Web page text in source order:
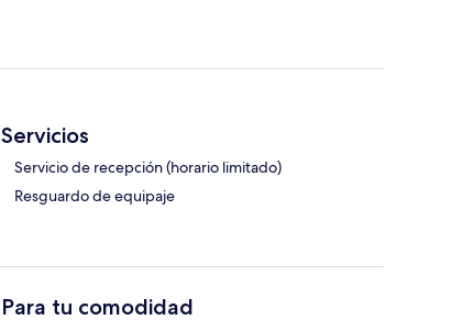
Servicios
Servicio de recepción (horario limitado)
Resguardo de equipaje
Para tu comodidad